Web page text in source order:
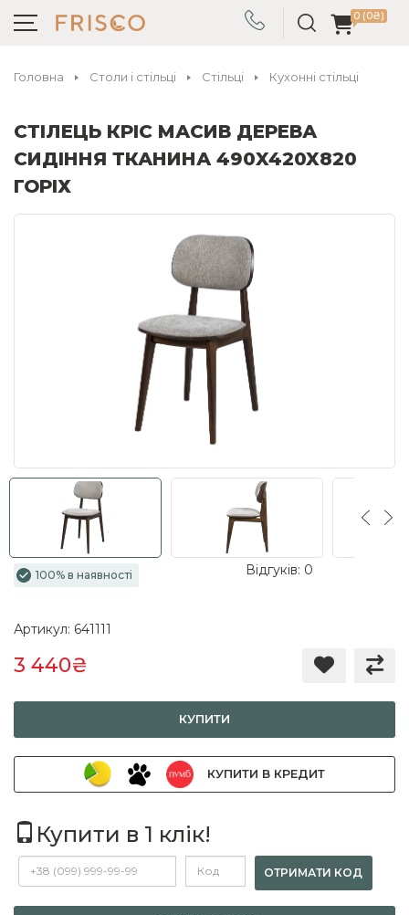
0 (0₴)
Головна Столи і стільці Стільці Кухонні стільці
СТІЛЕЦЬ КРІС МАСИВ ДЕРЕВА
СИДІННЯ ТКАНИНА 490X420X820
ГОРІХ
100% в наявності Відгуків: 0
Артикул: 641111
3 440₴
КУПИТИ
КУПИТИ В КРЕДИТ
Купити в 1 клік!
ОТРИМАТИ КОД